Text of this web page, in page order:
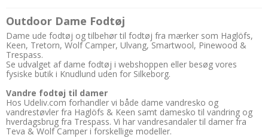
Outdoor Dame Fodtøj
Dame ude fodtøj og tilbehør til fodtøj fra mærker som Haglöfs,
Keen, Tretorn, Wolf Camper, Ulvang, Smartwool, Pinewood &
Trespass.
Se udvalget af dame fodtøj i webshoppen eller besøg vores
fysiske butik i Knudlund uden for Silkeborg.
Vandre fodtøj til damer
Hos Udeliv.com forhandler vi både dame vandresko og
vandrestøvler fra Haglöfs & Keen samt damesko til vandring og
hverdagsbrug fra Trespass. Vi har vandresandaler til damer fra
Teva & Wolf Camper i forskellige modeller.